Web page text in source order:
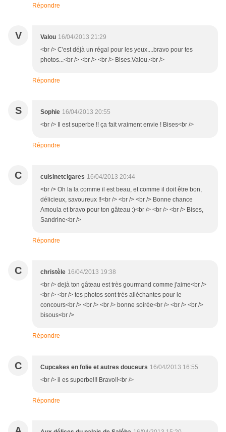
Répondre
V Valou 16/04/2013 21:29
<br /> C'est déjà un régal pour les yeux....bravo pour tes
photos...<br /> <br /> <br /> Bises.Valou.<br />
Répondre
S Sophie 16/04/2013 20:55
<br /> Il est superbe !! ça fait vraiment envie ! Bises<br />
Répondre
C cuisinetcigares 16/04/2013 20:44
<br /> Oh la la comme il est beau, et comme il doit être bon,
délicieux, savoureux !!<br /> <br /> <br /> Bonne chance
Amoula et bravo pour ton gâteau :)<br /> <br /> <br /> Bises,
Sandrine<br />
Répondre
C christèle 16/04/2013 19:38
<br /> dejà ton gâteau est très gourmand comme j'aime<br />
<br /> <br /> tes photos sont très allèchantes pour le
concours<br /> <br /> <br /> bonne soirée<br /> <br /> <br />
bisous<br />
Répondre
C Cupcakes en folie et autres douceurs 16/04/2013 16:55
<br /> il es superbe!!! Bravo!!<br />
Répondre